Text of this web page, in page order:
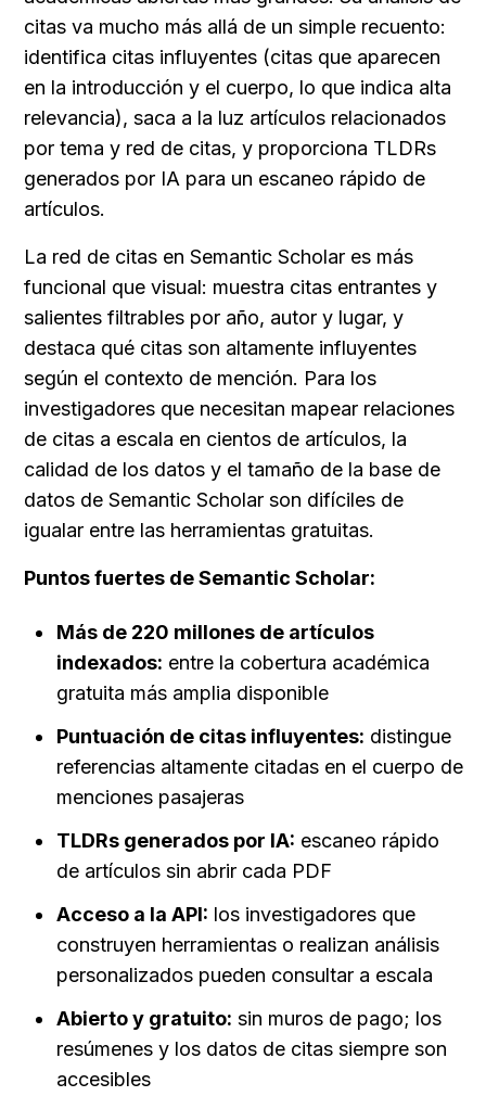
citas va mucho más allá de un simple recuento:
identifica citas influyentes (citas que aparecen
en la introducción y el cuerpo, lo que indica alta
relevancia), saca a la luz artículos relacionados
por tema y red de citas, y proporciona TLDRs
generados por IA para un escaneo rápido de
artículos.
La red de citas en Semantic Scholar es más
funcional que visual: muestra citas entrantes y
salientes filtrables por año, autor y lugar, y
destaca qué citas son altamente influyentes
según el contexto de mención. Para los
investigadores que necesitan mapear relaciones
de citas a escala en cientos de artículos, la
calidad de los datos y el tamaño de la base de
datos de Semantic Scholar son difíciles de
igualar entre las herramientas gratuitas.
Puntos fuertes de Semantic Scholar:
Más de 220 millones de artículos
indexados: entre la cobertura académica
gratuita más amplia disponible
Puntuación de citas influyentes: distingue
referencias altamente citadas en el cuerpo de
menciones pasajeras
TLDRs generados por IA: escaneo rápido
de artículos sin abrir cada PDF
Acceso a la API: los investigadores que
construyen herramientas o realizan análisis
personalizados pueden consultar a escala
Abierto y gratuito: sin muros de pago; los
resúmenes y los datos de citas siempre son
accesibles